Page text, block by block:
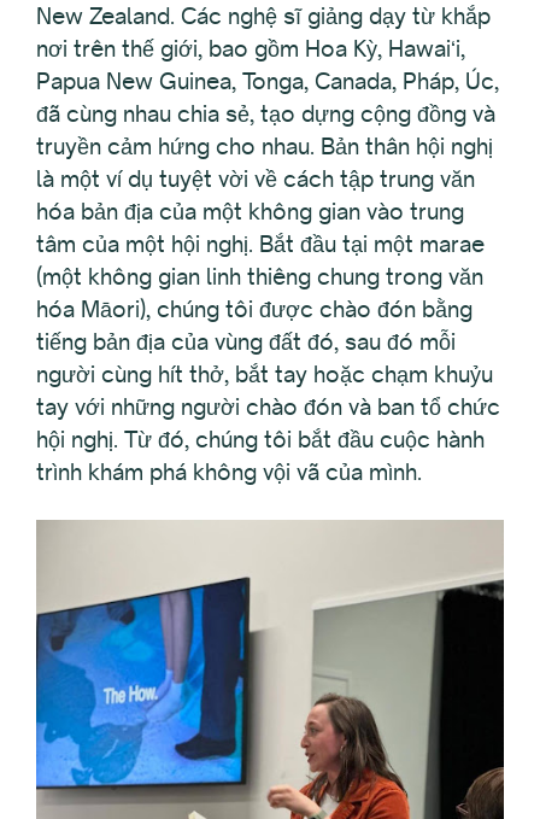
New Zealand. Các nghệ sĩ giảng dạy từ khắp
nơi trên thế giới, bao gồm Hoa Kỳ, Hawaiʻi,
Papua New Guinea, Tonga, Canada, Pháp, Úc,
đã cùng nhau chia sẻ, tạo dựng cộng đồng và
truyền cảm hứng cho nhau. Bản thân hội nghị
là một ví dụ tuyệt vời về cách tập trung văn
hóa bản địa của một không gian vào trung
tâm của một hội nghị. Bắt đầu tại một marae
(một không gian linh thiêng chung trong văn
hóa Māori), chúng tôi được chào đón bằng
tiếng bản địa của vùng đất đó, sau đó mỗi
người cùng hít thở, bắt tay hoặc chạm khuỷu
tay với những người chào đón và ban tổ chức
hội nghị. Từ đó, chúng tôi bắt đầu cuộc hành
trình khám phá không vội vã của mình.